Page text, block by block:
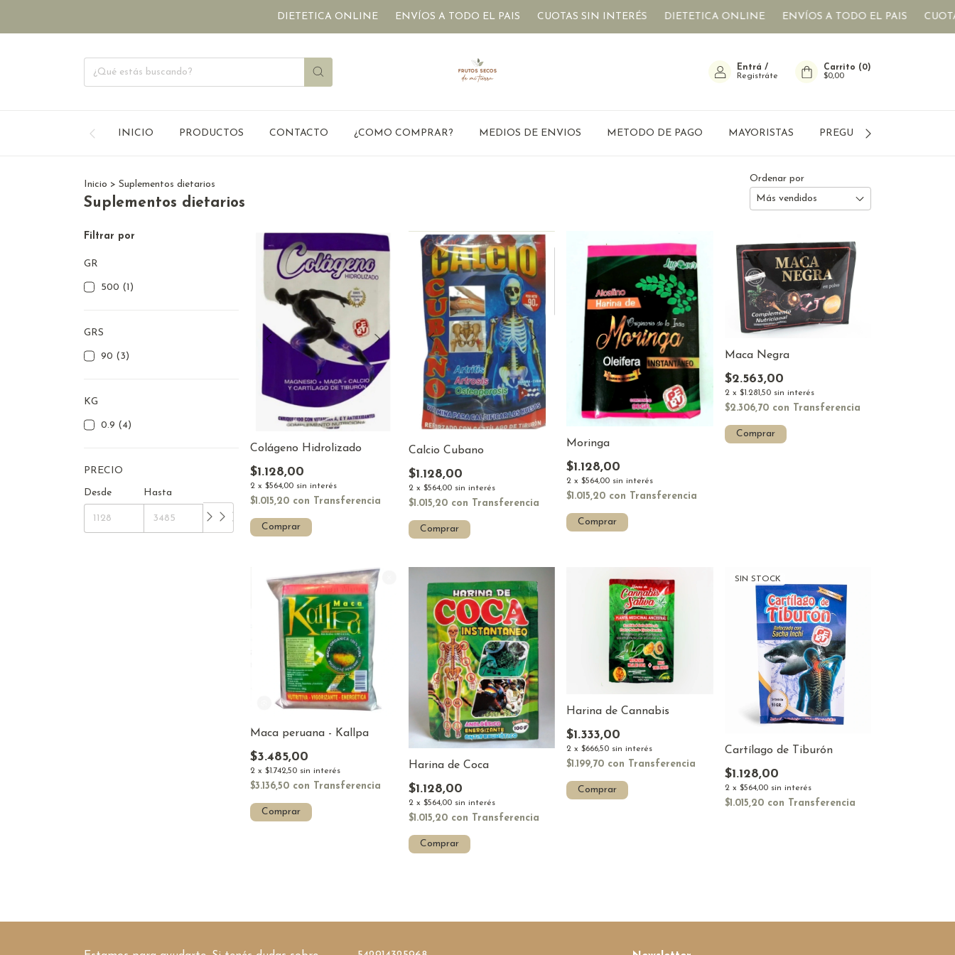
DIETETICA ONLINE ENVÍOS A TODO EL PAIS CUOTAS SIN INTERÉS DIETETICA ONLINE ENVÍOS A TODO EL PAIS CUOTAS SIN
Entrá /
Registráte
Carrito (0)
$0,00
INICIO PRODUCTOS CONTACTO ¿COMO COMPRAR? MEDIOS DE ENVIOS METODO DE PAGO MAYORISTAS PREGUNTAS FRECUENTES
Inicio > Suplementos dietarios
Suplementos dietarios
Ordenar por
Filtrar por
GR
500 (1)
GRS
90 (3)
KG
0.9 (4)
PRECIO
Desde Hasta
Colágeno Hidrolizado
$1.128,00
2 x$564,00 sin interés
$1.015,20 con Transferencia
Comprar
Calcio Cubano
$1.128,00
2 x $564,00 sin interés
$1.015,20 con Transferencia
Comprar
Moringa
$1.128,00
2 x$564,00 sin interés
$1.015,20 con Transferencia
Comprar
Maca Negra
$2.563,00
2 x $1.281,50 sin interés
$2.306,70 con Transferencia
Comprar
Maca peruana - Kallpa
$3.485,00
2 x$1.742,50 sin interés
$3.136,50 con Transferencia
Comprar
Harina de Coca
$1.128,00
2 x $564,00 sin interés
$1.015,20 con Transferencia
Comprar
Harina de Cannabis
$1.333,00
2 x$666,50 sin interés
$1.199,70 con Transferencia
Comprar
SIN STOCK
Cartílago de Tiburón
$1.128,00
2 x $564,00 sin interés
$1.015,20 con Transferencia